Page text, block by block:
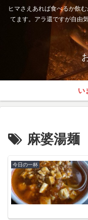
ヒマさえあれば食べるか飲
てます。アラ還ですが自由
い
麻婆湯麺
今日の一杯